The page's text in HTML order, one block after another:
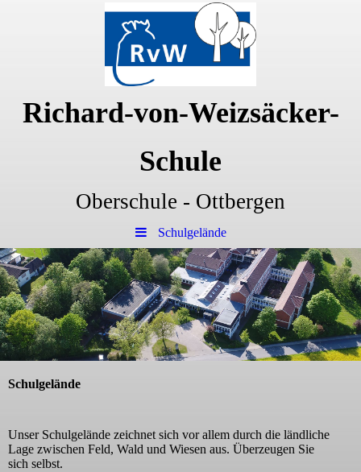
Richard-von-Weizsäcker-
Schule
Oberschule - Ottbergen
Schulgelände
Schulgelände
Unser Schulgelände zeichnet sich vor allem durch die ländliche
Lage zwischen Feld, Wald und Wiesen aus. Überzeugen Sie
sich selbst.